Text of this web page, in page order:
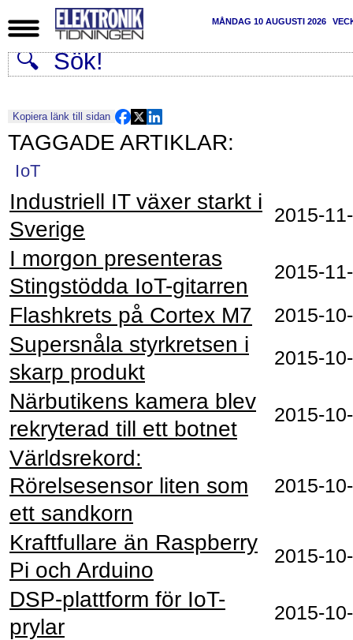
MÅNDAG 10 AUGUSTI 2026
Kopiera länk till sidan
IoT
Industriell IT växer starkt i
Sverige
I morgon presenteras
Stingstödda IoT-gitarren
Flashkrets på Cortex M7
Supersnåla styrkretsen i
skarp produkt
Närbutikens kamera blev
rekryterad till ett botnet
Världsrekord:
Rörelsesensor liten som
ett sandkorn
Kraftfullare än Raspberry
Pi och Arduino
DSP-plattform för IoT-
prylar